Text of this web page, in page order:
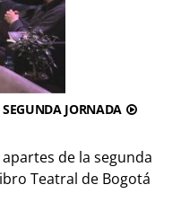
JORNADA
de la segunda
Teatral de Bogotá